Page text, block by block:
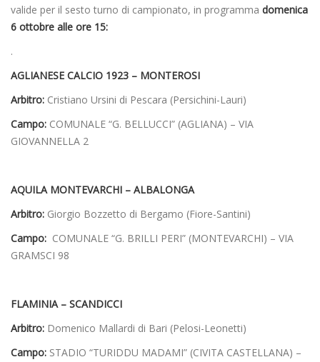
valide per il sesto turno di campionato, in programma domenica
6 ottobre alle ore 15:
.
AGLIANESE CALCIO 1923 – MONTEROSI
Arbitro: Cristiano Ursini di Pescara (Persichini-Lauri)
Campo: COMUNALE “G. BELLUCCI” (AGLIANA) – VIA
GIOVANNELLA 2
AQUILA MONTEVARCHI – ALBALONGA
Arbitro: Giorgio Bozzetto di Bergamo (Fiore-Santini)
Campo: COMUNALE “G. BRILLI PERI” (MONTEVARCHI) – VIA
GRAMSCI 98
FLAMINIA – SCANDICCI
Arbitro: Domenico Mallardi di Bari (Pelosi-Leonetti)
Campo: STADIO “TURIDDU MADAMI” (CIVITA CASTELLANA) –